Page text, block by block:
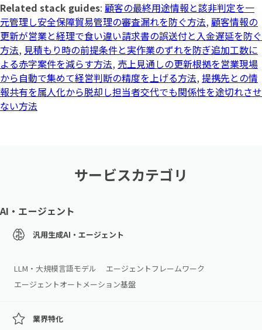
Related stack guides: 顧客の最終用途情報と該非判定を一
元管理し安全保障貿易管理の審査漏れを防ぐ方法, 顧客情報の
更新が営業と経理で食い違い請求書の誤送付と入金遅延を防ぐ
方法, 見積もり時の前提条件と実作業のずれを防ぎ追加工数に
よる赤字案件を減らす方法, 売上見通しの更新根拠を営業現場
から自動で集めて経営判断の精度を上げる方法, 提携先との情
報共有を属人化から脱却し担当者交代でも関係性を途切れさせ
ない方法
サービスカテゴリ
AI・エージェント
汎用生成AI・エージェント
LLM・大規模言語モデル
エージェントフレームワーク
エージェントオートメーション基盤
業界特化